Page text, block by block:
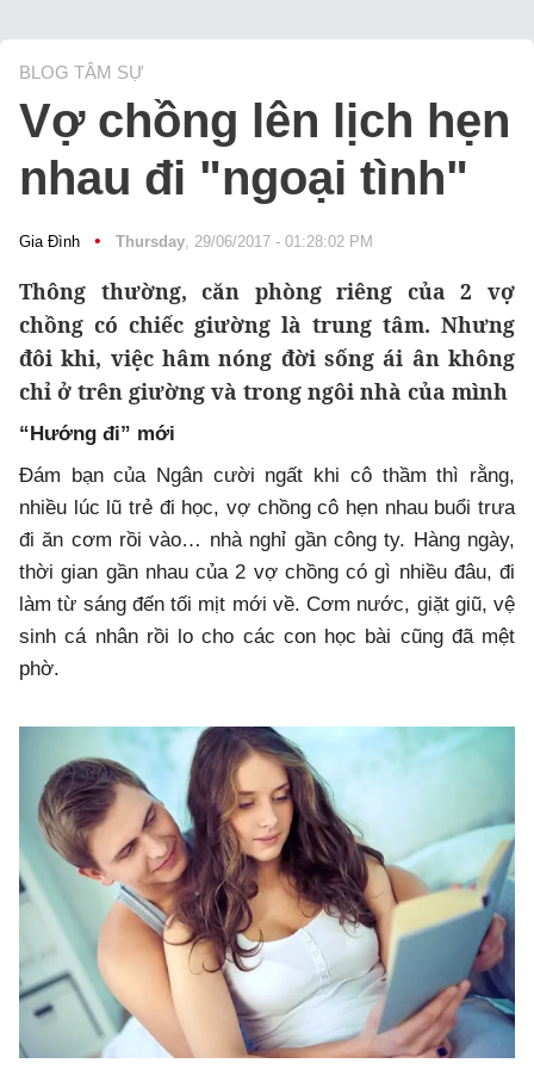
BLOG TÂM SỰ
Vợ chồng lên lịch hẹn
nhau đi "ngoại tình"
Gia Đình • Thursday, 29/06/2017 - 01:28:02 PM
Thông thường, căn phòng riêng của 2 vợ
chồng có chiếc giường là trung tâm. Nhưng
đôi khi, việc hâm nóng đời sống ái ân không
chỉ ở trên giường và trong ngôi nhà của mình
“Hướng đi” mới
Đám bạn của Ngân cười ngất khi cô thầm thì rằng,
nhiều lúc lũ trẻ đi học, vợ chồng cô hẹn nhau buổi trưa
đi ăn cơm rồi vào… nhà nghỉ gần công ty. Hàng ngày,
thời gian gần nhau của 2 vợ chồng có gì nhiều đâu, đi
làm từ sáng đến tối mịt mới về. Cơm nước, giặt giũ, vệ
sinh cá nhân rồi lo cho các con học bài cũng đã mệt
phờ.